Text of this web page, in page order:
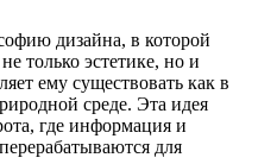
дизайна, в которой
только эстетике, но и
ему существовать как в
среде. Эта идея
где информация и
для